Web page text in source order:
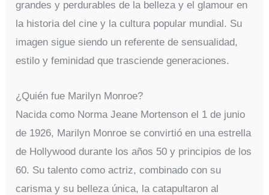
grandes y perdurables de la belleza y el glamour en
la historia del cine y la cultura popular mundial. Su
imagen sigue siendo un referente de sensualidad,
estilo y feminidad que trasciende generaciones.
¿Quién fue Marilyn Monroe?
Nacida como Norma Jeane Mortenson el 1 de junio
de 1926, Marilyn Monroe se convirtió en una estrella
de Hollywood durante los años 50 y principios de los
60. Su talento como actriz, combinado con su
carisma y su belleza única, la catapultaron al